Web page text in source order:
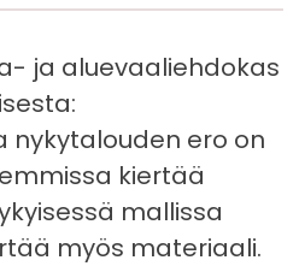
ja aluevaaliehdokas
nykytalouden ero on
kiertää
mallissa
myös materiaali.